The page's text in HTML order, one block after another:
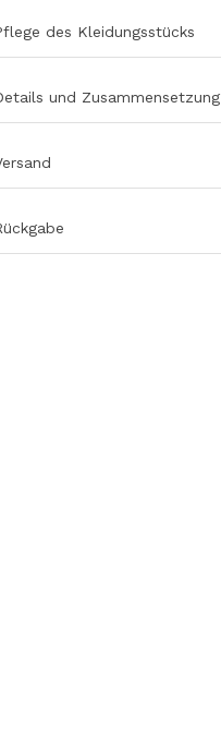
des Kleidungsstücks
und Zusammensetzung